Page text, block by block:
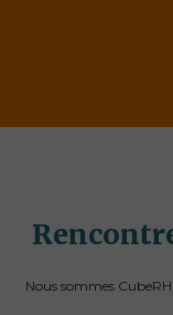
Nous sommes